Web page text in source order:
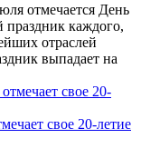
отмечается День
праздник каждого,
отраслей
выпадает на
свое 20-летие